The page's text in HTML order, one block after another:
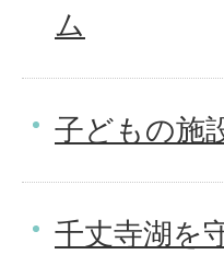
ム
子どもの施
千丈寺湖を